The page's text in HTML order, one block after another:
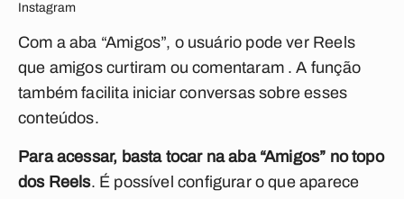
Instagram
Com a aba “Amigos”, o usuário pode ver Reels
que amigos curtiram ou comentaram . A função
também facilita iniciar conversas sobre esses
conteúdos.
Para acessar, basta tocar na aba “Amigos” no topo
dos Reels. É possível configurar o que aparece